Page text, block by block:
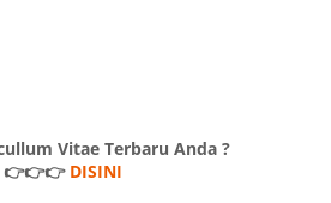
Vitae Terbaru Anda ?
👉👉👉 DISINI